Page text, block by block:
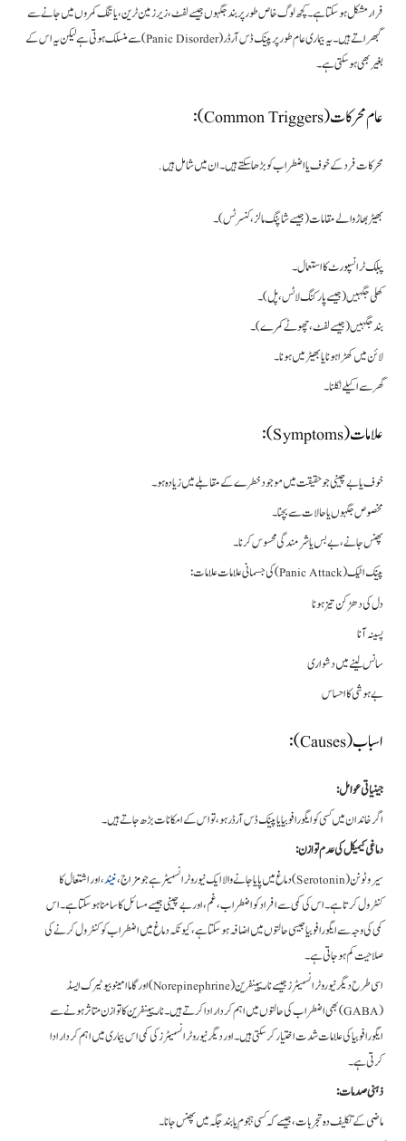
فرار مشکل ہو سکتا ہے۔ کچھ لوگ خاص طور پر بند جگہوں جیسے لفٹ، زیر زمین ٹرین، یا تنگ کمروں میں جانے سے
گبھراتے ہیں۔ یہ بیماری عام طور پر پینک ڈس آرڈر (Panic Disorder) سے منسلک ہوتی ہے لیکن یہ اس کے
بغیر بھی ہو سکتی ہے۔
عام محرکات(Common Triggers):
محرکات فرد کے خوف یا اضطراب کو بڑھا سکتے ہیں۔ ان میں شامل ہیں.
بھیڑ بھاڑ والے مقامات (جیسے شاپنگ مالز، کنسرٹس)۔
پبلک ٹرانسپورٹ کا استعمال۔
کھلی جگہیں (جیسے پارکنگ لاٹس، پل)۔
بند جگہیں (جیسے لفٹ، چھوٹے کمرے)۔
لائن میں کھڑا ہونا یا بھیڑ میں ہونا۔
گھر سے اکیلے نکلنا۔
علامات(Symptoms):
خوف یا بے چینی جو حقیقت میں موجود خطرے کے مقابلے میں زیادہ ہو۔
مخصوص جگہوں یا حالات سے بچنا۔
پھنس جانے، بے بس یا شرمندگی محسوس کرنا۔
پینک اٹیک (Panic Attack) کی جسمانی علامات علامات:
دل کی دھڑکن تیز ہونا
پسینہ آنا
سانس لینے میں دشواری
بے ہوشی کا احساس
اسباب(Causes):
جینیاتی عوامل:
اگر خاندان میں کسی کو ایگورافوبیا یا پینک ڈس آرڈر ہو، تو اس کے امکانات بڑھ جاتے ہیں۔
دماغی کیمیکل کی عدم توازن:
سیروٹونن (Serotonin) دماغ میں پایا جانے والا ایک نیورو ٹرانسمیٹر ہے جو مزاج،
نیند، اور اشتعال کا
کنٹرول کرتا ہے۔ اس کی کمی سے افراد کو اضطراب، غم، اور بے چینی جیسے مسائل کا سامنا ہو سکتا ہے۔ اس
کمی کی وجہ سے ایگورافوبیا جیسی حالتوں میں اضافہ ہو سکتا ہے، کیونکہ دماغ میں اضطراب کو کنٹرول کرنے کی
صلاحیت کم ہو جاتی ہے۔
اسی طرح دیگر نیورو ٹرانسمیٹرز جیسے ناریپینفرین (Norepinephrine) اور گاما امینو بیوٹیرک ایسڈ
(GABA) بھی اضطراب کی حالتوں میں اہم کردار ادا کرتے ہیں۔ ناریپینفرین کا توازن متاثر ہونے سے
ایگورافوبیا کی علامات شدت اختیار کر سکتی ہیں۔اور دیگر نیورو ٹرانسمیٹرز کی کمی اس بیماری میں اہم کردار ادا
کرتی ہے۔
ذہنی صدمات:
ماضی کے تکلیف دہ تجربات، جیسے کہ کسی ہجوم یا بند جگہ میں پھنس جانا۔